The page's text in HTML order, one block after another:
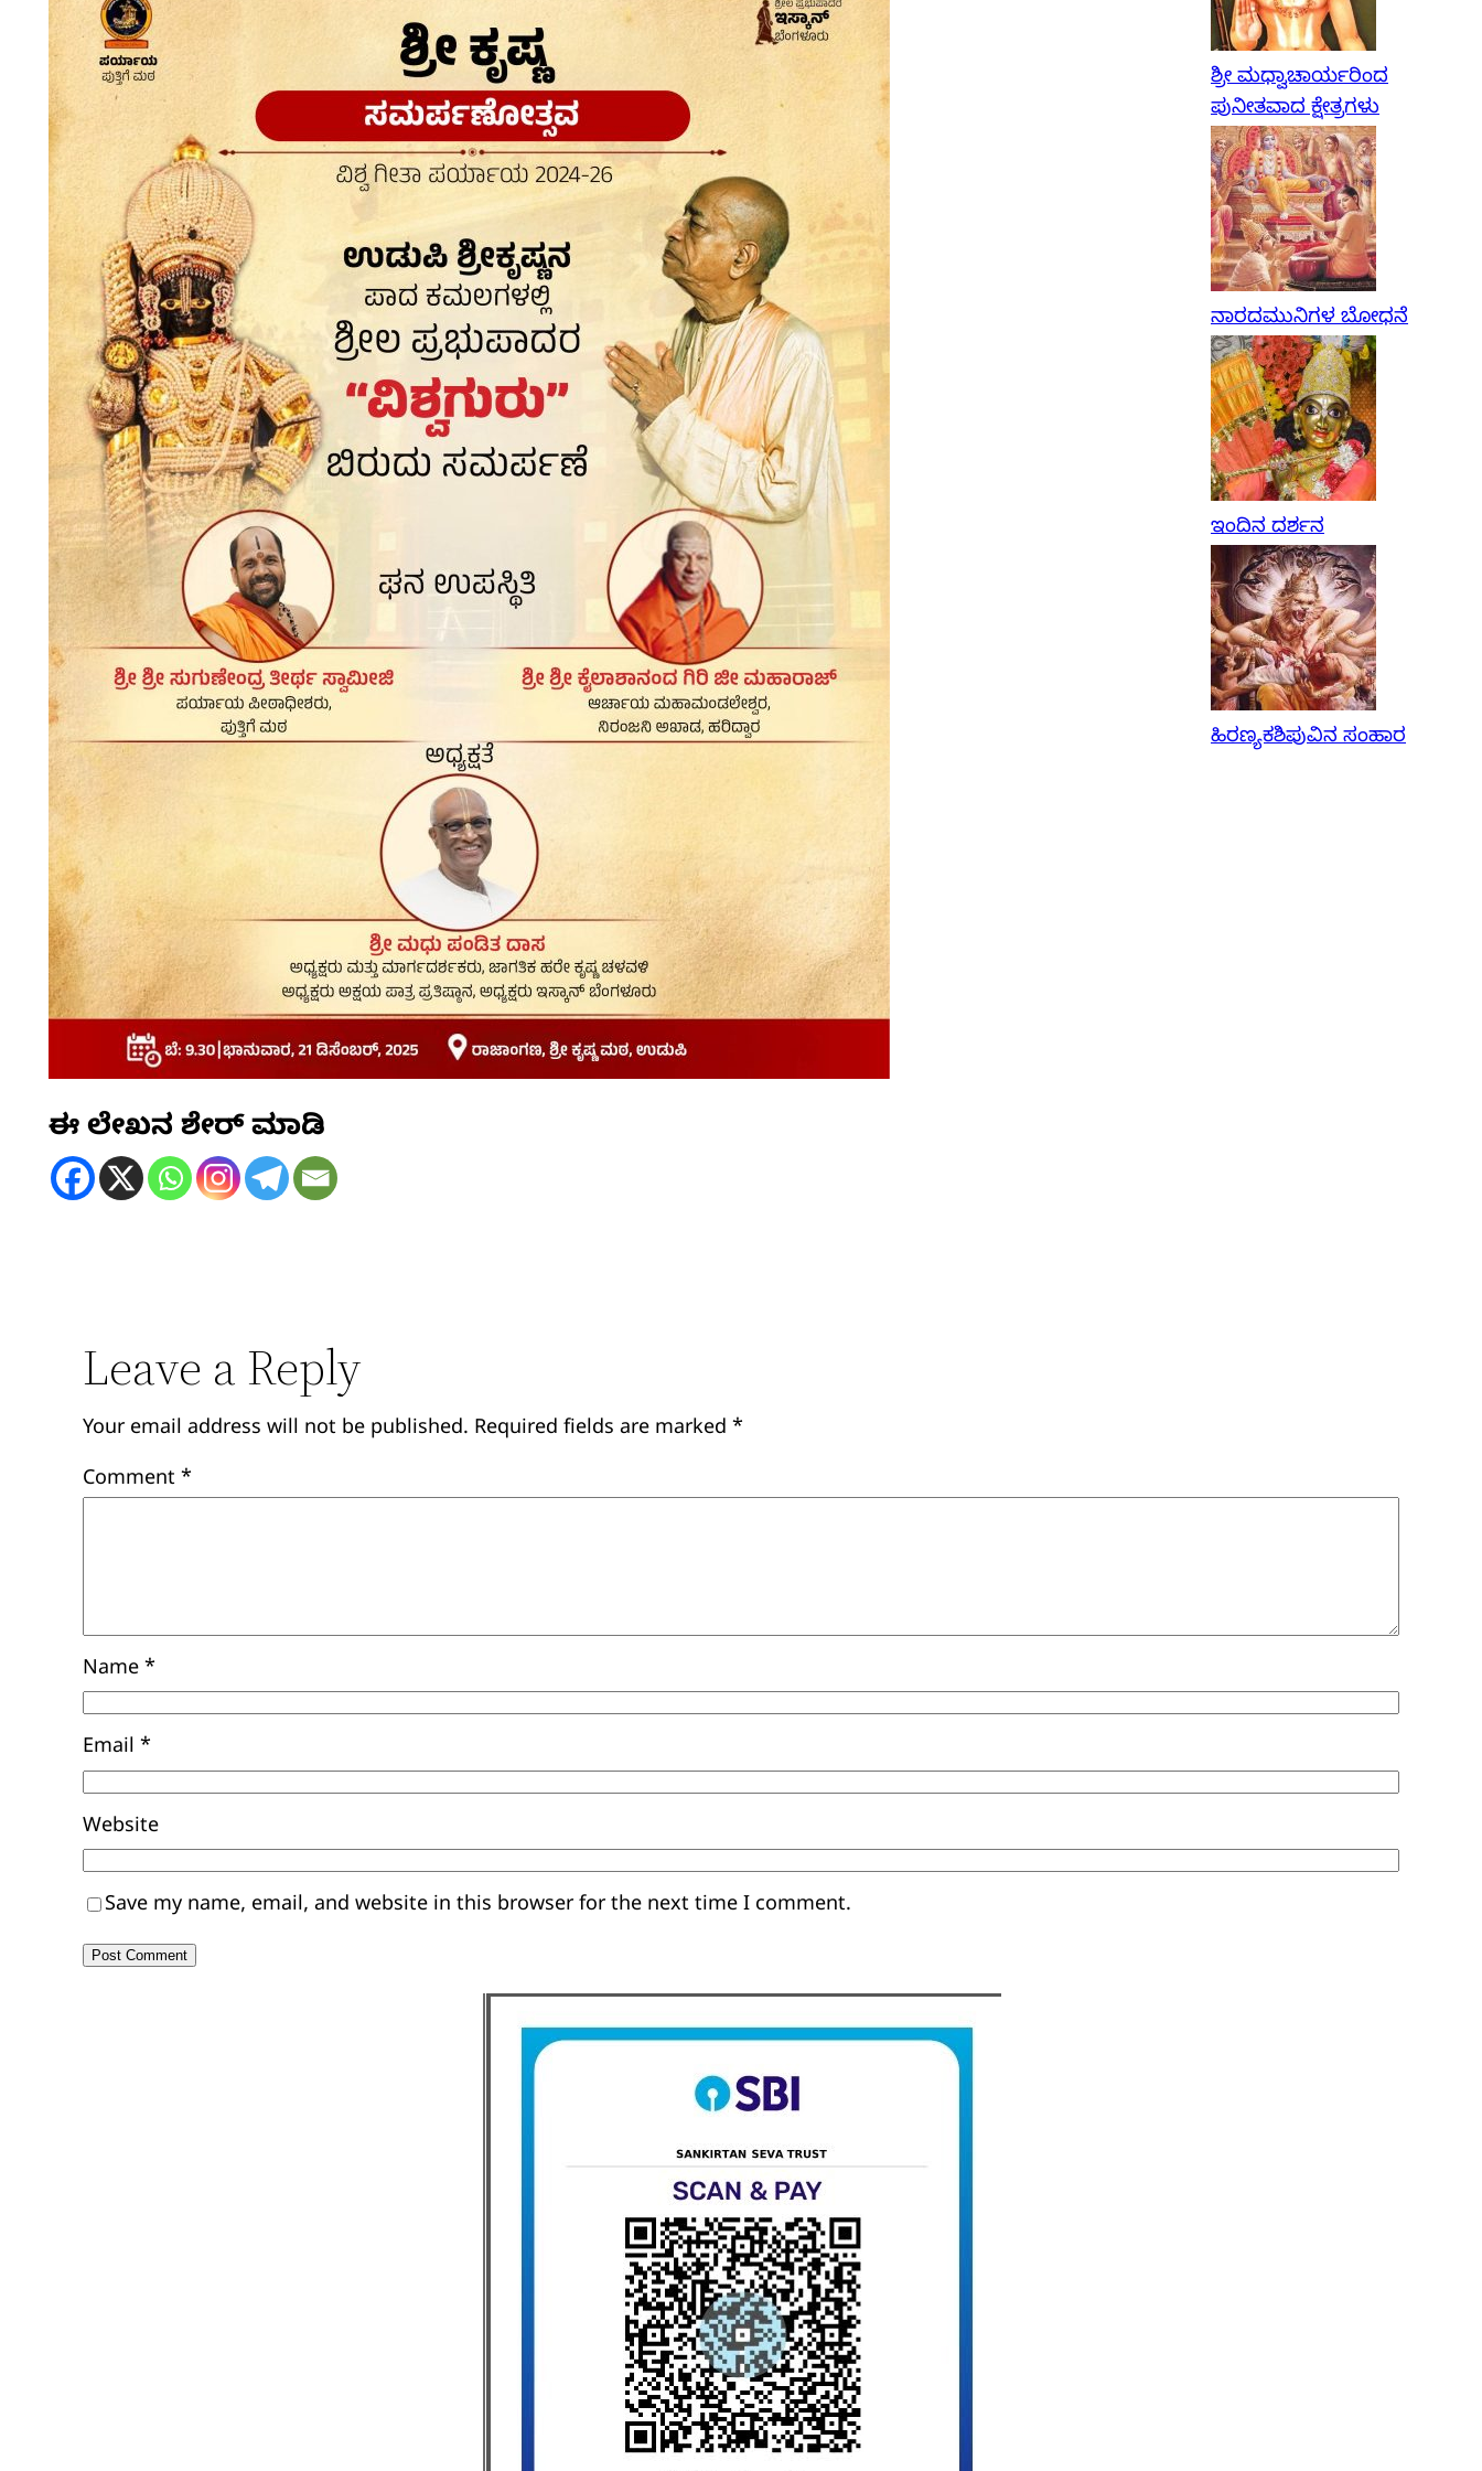
ಈ ಲೇಖನ ಶೇರ್ ಮಾಡಿ
ಶ್ರೀ ಮಧ್ವಾಚಾರ್ಯರಿಂದ
ಪುನೀತವಾದ ಕ್ಷೇತ್ರಗಳು
ನಾರದಮುನಿಗಳ ಬೋಧನೆ
ಇಂದಿನ ದರ್ಶನ
ಹಿರಣ್ಯಕಶಿಪುವಿನ ಸಂಹಾರ
Leave a Reply
Your email address will not be published. Required fields are marked*
Comment*
Name*
Email*
Website
Save my name, email, and website in this browser for the next time I comment.